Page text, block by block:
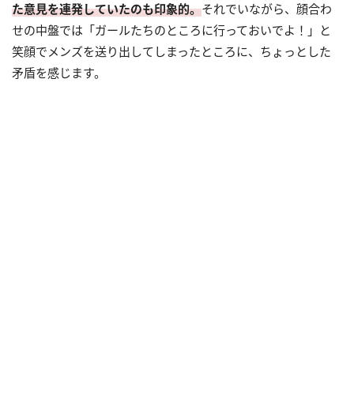
た意見を連発していたのも印象的。それでいながら、顔合わ
せの中盤では「ガールたちのところに行っておいでよ！」と
笑顔でメンズを送り出してしまったところに、ちょっとした
矛盾を感じます。